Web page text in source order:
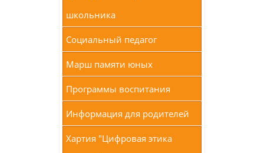
школьника
Социальный педагог
Марш памяти юных
Программы воспитания
Информация для родителей
Хартия "Цифровая этика